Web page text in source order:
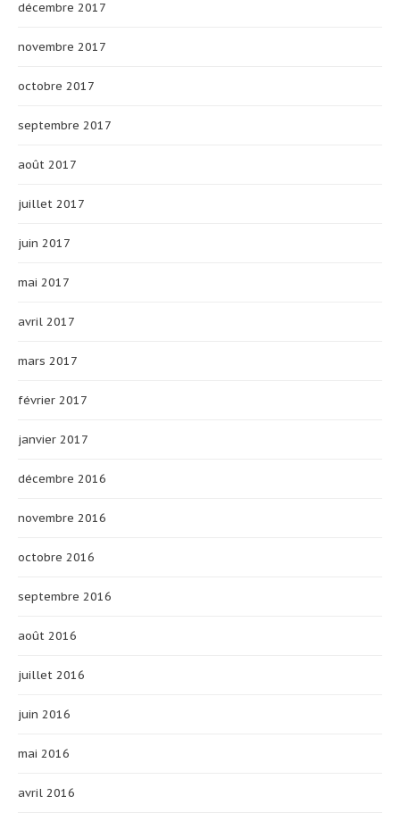
décembre 2017
novembre 2017
octobre 2017
septembre 2017
août 2017
juillet 2017
juin 2017
mai 2017
avril 2017
mars 2017
février 2017
janvier 2017
décembre 2016
novembre 2016
octobre 2016
septembre 2016
août 2016
juillet 2016
juin 2016
mai 2016
avril 2016